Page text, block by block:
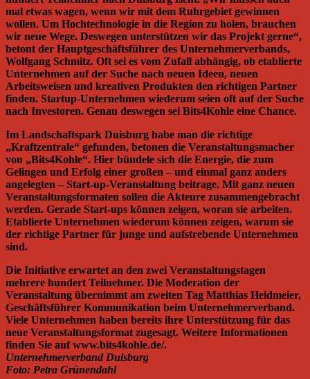
mal etwas wagen, wenn wir mit dem Ruhrgebiet gewinnen
wollen. Um Hochtechnologie in die Region zu holen, brauchen
wir neue Wege. Deswegen unterstützen wir das Projekt gerne“,
betont der Hauptgeschäftsführer des Unternehmerverbands,
Wolfgang Schmitz. Oft sei es vom Zufall abhängig, ob etablierte
Unternehmen auf der Suche nach neuen Ideen, neuen
Arbeitsweisen und kreativen Produkten den richtigen Partner
finden. Startup-Unternehmen wiederum seien oft auf der Suche
nach Investoren. Genau deswegen sei Bits4Kohle eine Chance.
Im Landschaftspark Duisburg habe man die richtige
„Kraftzentrale“ gefunden, betonen die Veranstaltungsmacher
von „Bits4Kohle“. Hier bündele sich die Energie, die zum
Gelingen und Erfolg einer großen – und einmal ganz anders
angelegten – Start-up-Veranstaltung beitrage. Mit ganz neuen
Veranstaltungsformaten sollen die Akteure zusammengebracht
werden. Gerade Start-ups können zeigen, woran sie arbeiten.
Etablierte Unternehmen wiederum können zeigen, warum sie
der richtige Partner für junge und aufstrebende Unternehmen
sind.
Die Initiative erwartet an den zwei Veranstaltungstagen
mehrere hundert Teilnehmer. Die Moderation der
Veranstaltung übernimmt am zweiten Tag Matthias Heidmeier,
Geschäftsführer Kommunikation beim Unternehmerverband.
Viele Unternehmen haben bereits ihre Unterstützung für das
neue Veranstaltungsformat zugesagt. Weitere Informationen
finden Sie auf www.bits4kohle.de/.
Unternehmerverband Duisburg
Foto: Petra Grünendahl